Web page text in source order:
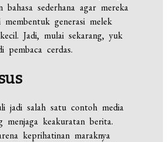
bahasa sederhana agar mereka
generasi melek
Jadi, mulai sekarang, yuk
pembaca cerdas.
jadi salah satu contoh media
menjaga keakuratan berita.
keprihatinan maraknya